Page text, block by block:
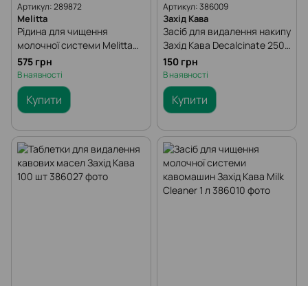
Артикул: 289872
Melitta
Рідина для чищення
молочної системи Melitta
250 ml
575 грн
В наявності
Купити
Артикул: 386009
Захід Кава
Засіб для видалення накипу
Захід Кава Decalcinate 250
мл
150 грн
В наявності
Купити